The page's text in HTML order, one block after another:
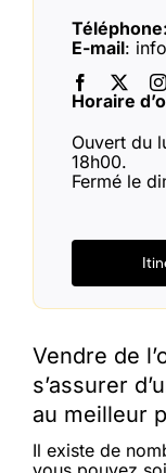
Téléphone:
E-mail:
Horaire
Ouvert du
18h00.
Fermé le
Vendre de
s’assurer
au meilleur
Il existe de